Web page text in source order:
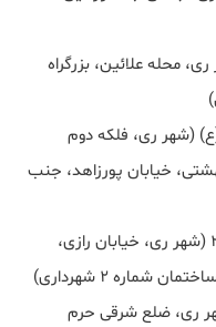
منطقه ۲۰ (شهر ری، محله علائین، بزرگراه
(شهر ری، فلکه دوم
خیابان پورزاهد، جنب
کلینیک عمومی شهرداری منطقه ۲۰ (شهر ری، خیابان رازی،
شماره ۲ شهرداری)
ری، ضلع شرقی حرم